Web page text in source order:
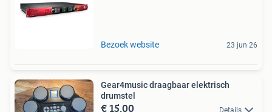
Bezoek website 23 jun 26
Gear4music draagbaar elektrisch
drumstel
€ 15,00 Details